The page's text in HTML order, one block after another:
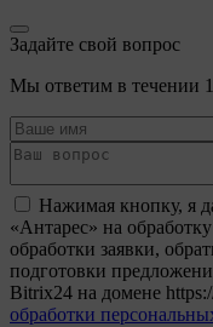
Задайте свой вопрос
Мы ответим в течении
Нажимая кнопку, я
«Антарес» на
обработки заявки,
подготовки
Bitrix24 на домене
обработки